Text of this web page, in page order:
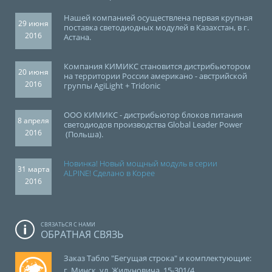
29 июня
2016
Нашей компанией осуществлена первая крупная
поставка светодиодных модулей в Казахстан, в г.
Астана.
20 июня
2016
Компания КИМИКС становится дистрибьютором
на территории России американо - австрийской
группы AgiLight + Tridonic
8 апреля
2016
ООО КИМИКС - дистрибьютор блоков питания
светодиодов производства Global Leader Power
(Польша).
31 марта
2016
Новинка! Новый мощный модуль в серии
ALPINE! Сделано в Корее
СВЯЗАТЬСЯ С НАМИ
ОБРАТНАЯ СВЯЗЬ
Заказ Табло "Бегущая строка" и комплектующие: